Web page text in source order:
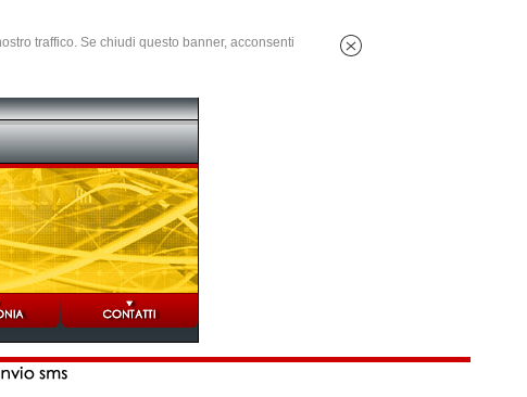
traffico. Se chiudi questo banner, acconsenti